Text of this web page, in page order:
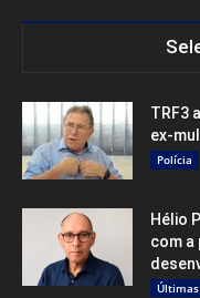
TRF3
ex-
Polícia
Hélio
com